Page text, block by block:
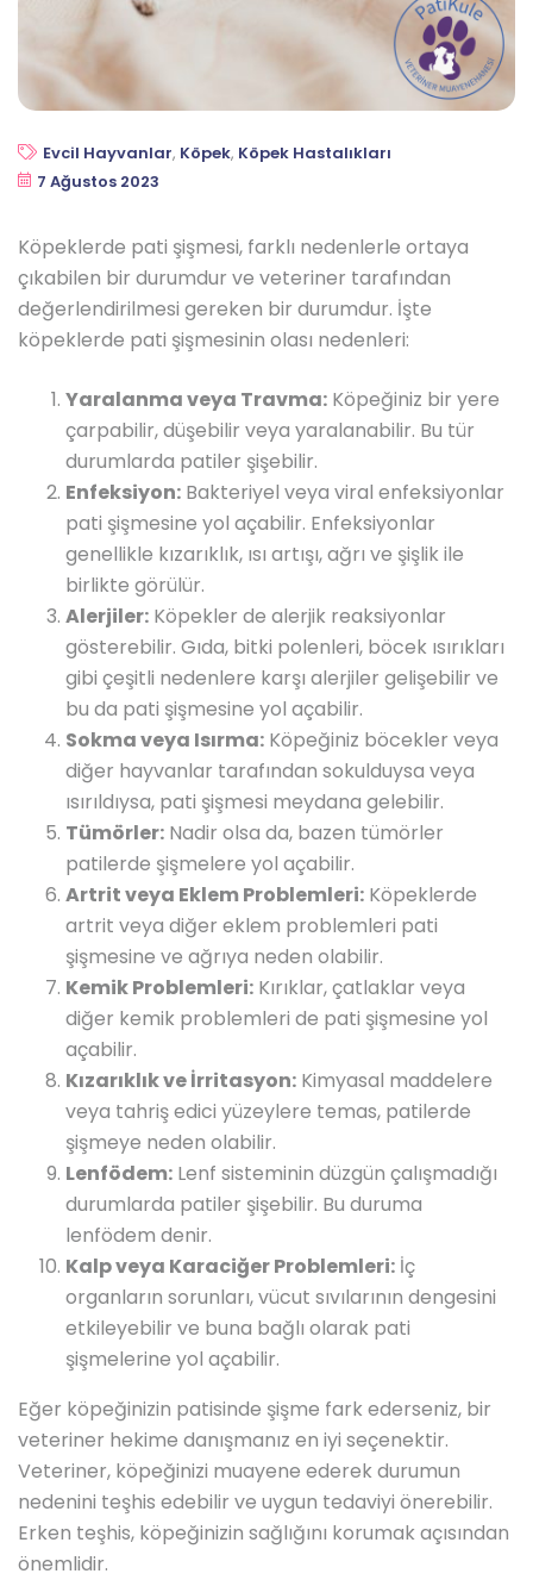
Evcil Hayvanlar, Köpek, Köpek Hastalıkları
7 Ağustos 2023
Köpeklerde pati şişmesi, farklı nedenlerle ortaya
çıkabilen bir durumdur ve veteriner tarafından
değerlendirilmesi gereken bir durumdur. İşte
köpeklerde pati şişmesinin olası nedenleri:
Yaralanma veya Travma: Köpeğiniz bir yere
çarpabilir, düşebilir veya yaralanabilir. Bu tür
durumlarda patiler şişebilir.
Enfeksiyon: Bakteriyel veya viral enfeksiyonlar
pati şişmesine yol açabilir. Enfeksiyonlar
genellikle kızarıklık, ısı artışı, ağrı ve şişlik ile
birlikte görülür.
Alerjiler: Köpekler de alerjik reaksiyonlar
gösterebilir. Gıda, bitki polenleri, böcek ısırıkları
gibi çeşitli nedenlere karşı alerjiler gelişebilir ve
bu da pati şişmesine yol açabilir.
Sokma veya Isırma: Köpeğiniz böcekler veya
diğer hayvanlar tarafından sokulduysa veya
ısırıldıysa, pati şişmesi meydana gelebilir.
Tümörler: Nadir olsa da, bazen tümörler
patilerde şişmelere yol açabilir.
Artrit veya Eklem Problemleri: Köpeklerde
artrit veya diğer eklem problemleri pati
şişmesine ve ağrıya neden olabilir.
Kemik Problemleri: Kırıklar, çatlaklar veya
diğer kemik problemleri de pati şişmesine yol
açabilir.
Kızarıklık ve İrritasyon: Kimyasal maddelere
veya tahriş edici yüzeylere temas, patilerde
şişmeye neden olabilir.
Lenfödem: Lenf sisteminin düzgün çalışmadığı
durumlarda patiler şişebilir. Bu duruma
lenfödem denir.
Kalp veya Karaciğer Problemleri: İç
organların sorunları, vücut sıvılarının dengesini
etkileyebilir ve buna bağlı olarak pati
şişmelerine yol açabilir.
Eğer köpeğinizin patisinde şişme fark ederseniz, bir
veteriner hekime danışmanız en iyi seçenektir.
Veteriner, köpeğinizi muayene ederek durumun
nedenini teşhis edebilir ve uygun tedaviyi önerebilir.
Erken teşhis, köpeğinizin sağlığını korumak açısından
önemlidir.